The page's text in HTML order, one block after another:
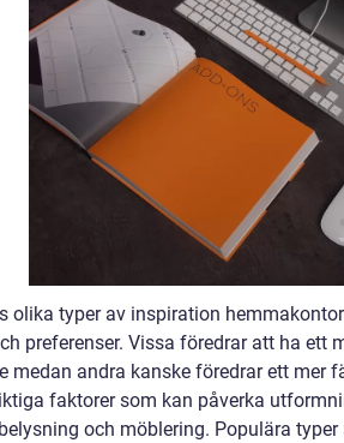
olika typer av inspiration
preferenser. Vissa föredrar att ha ett
medan andra kanske föredrar ett mer
faktorer som kan påverka
och möblering. Populära